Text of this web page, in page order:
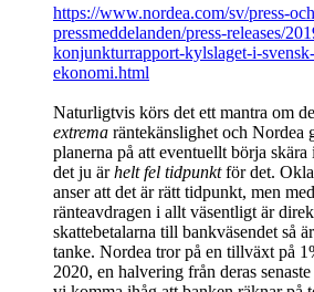
https://www.nordea.com/sv/press-
pressmeddelanden/press-releases/
konjunkturrapport-kylslaget-i-
ekonomi.html
Naturligtvis körs det ett mantra om
extrema räntekänslighet och Nordea
planerna på att eventuellt börja
det ju ärhelt fel tidpunktför det.
anser att det är rätt tidpunkt, men
ränteavdragen i allt väsentligt är
skattebetalarna till bankväsendet så är
tanke. Nordea tror på en tillväxt på
2020, en halvering från deras